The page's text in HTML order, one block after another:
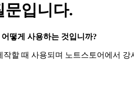
문입니다.
떻게 사용하는 것입니까?
할 때 사용되며 노트스토어에서